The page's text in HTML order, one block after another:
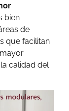
bien
de
que facilitan
calidad del